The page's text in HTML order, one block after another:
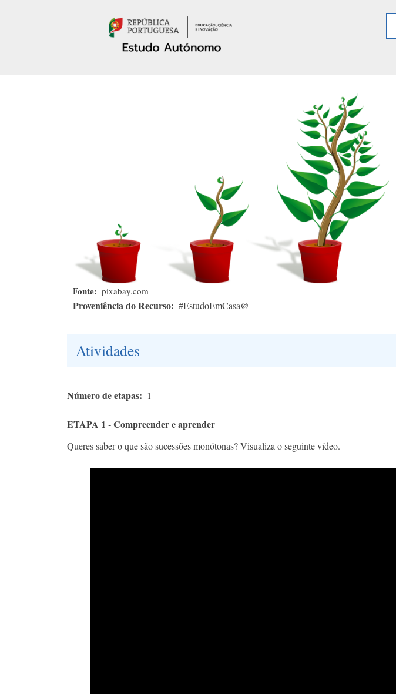
Fonte pixabay.com
Proveniência do Recurso #EstudoEmCasa@
Atividades
Número de etapas 1
ETAPA 1 - Compreender e aprender​
Queres saber o que são sucessões monótonas? Visualiza o seguinte vídeo.